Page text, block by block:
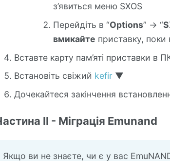
з’явиться меню SXOS
Перейдіть в “Options” -> “
вмикайте приставку, поки
Вставте карту пам’яті приставки в
Встановіть свіжий kefir ▼
Дочекайтеся закінчення
II - Міграція Emunand
Якщо ви не знаєте, чи є у вас